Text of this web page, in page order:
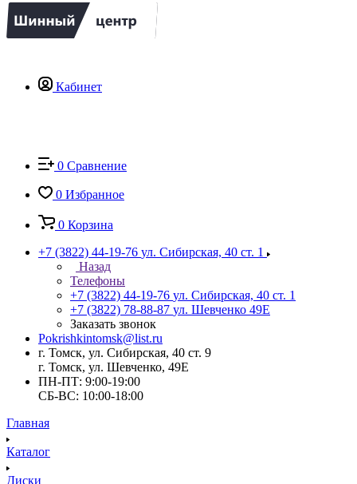
Кабинет
0 Сравнение
0 Избранное
0 Корзина
+7 (3822) 44-19-76 ул. Сибирская, 40 ст. 1
Назад
Телефоны
+7 (3822) 44-19-76 ул. Сибирская, 40 ст. 1
+7 (3822) 78-88-87 ул. Шевченко 49Е
Заказать звонок
Pokrishkintomsk@list.ru
г. Томск, ул. Сибирская, 40 ст. 9
г. Томск, ул. Шевченко, 49Е
ПН-ПТ: 9:00-19:00
СБ-ВС: 10:00-18:00
Главная
Каталог
Диски